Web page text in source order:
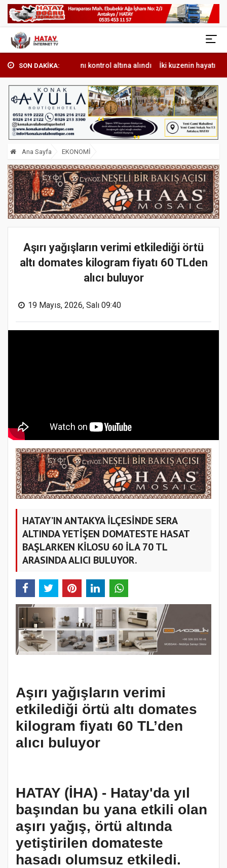
SON DAKİKA:
yangını kontrol altına alındı İki kuzenin hayatını kaybettiği
Ana Sayfa EKONOMİ
Aşırı yağışların verimi etkilediği örtü
altı domates kilogram fiyatı 60 TLden
alıcı buluyor
19 Mayıs, 2026, Salı 09:40
HATAY’IN ANTAKYA İLÇESİNDE SERA
ALTINDA YETİŞEN DOMATESTE HASAT
BAŞLARKEN KİLOSU 60 İLA 70 TL
ARASINDA ALICI BULUYOR.
Aşırı yağışların verimi
etkilediği örtü altı domates
kilogram fiyatı 60 TL’den
alıcı buluyor
HATAY (İHA) - Hatay'da yıl
başından bu yana etkili olan
aşırı yağış, örtü altında
yetiştirilen domateste
hasadı olumsuz etkiledi.